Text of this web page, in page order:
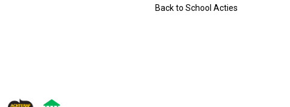
Back to School Acties